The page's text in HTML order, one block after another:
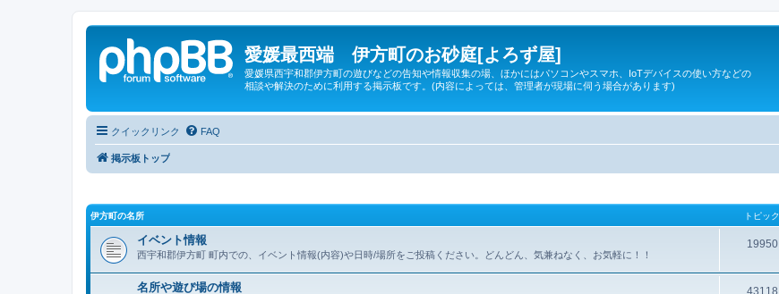
愛媛最西端 伊方町のお砂庭[よろず屋]
愛媛県西宇和郡伊方町の遊びなどの告知や情報収集の場、ほかにはパソコンやスマホ、IoTデバイスの使い方などの
相談や解決のために利用する掲示板です。(内容によっては、管理者が現場に伺う場合があります)
クイックリンク FAQ
掲示板トップ
伊方町の名所 トピック
イベント情報
西宇和郡伊方町 町内での、イベント情報(内容)や日時/場所をご投稿ください。どんどん、気兼ねなく、お気軽に！！
19950
名所や遊び場の情報 43118